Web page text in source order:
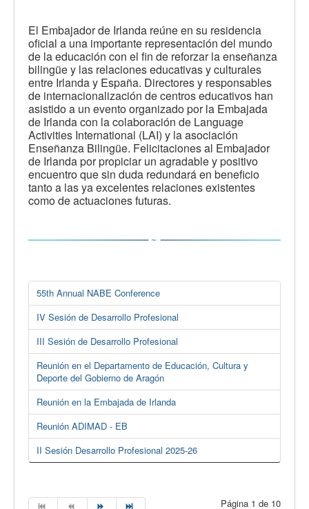
El Embajador de Irlanda reúne en su residencia
oficial a una importante representación del mundo
de la educación con el fin de reforzar la enseñanza
bilingüe y las relaciones educativas y culturales
entre Irlanda y España. Directores y responsables
de internacionalización de centros educativos han
asistido a un evento organizado por la Embajada
de Irlanda con la colaboración de Language
Activities International (LAI) y la asociación
Enseñanza Bilingüe. Felicitaciones al Embajador
de Irlanda por propiciar un agradable y positivo
encuentro que sin duda redundará en beneficio
tanto a las ya excelentes relaciones existentes
como de actuaciones futuras.
55th Annual NABE Conference
IV Sesión de Desarrollo Profesional
III Sesión de Desarrollo Profesional
Reunión en el Departamento de Educación, Cultura y
Deporte del Gobierno de Aragón
Reunión en la Embajada de Irlanda
Reunión ADIMAD - EB
II Sesión Desarrollo Profesional 2025-26
Página 1 de 10